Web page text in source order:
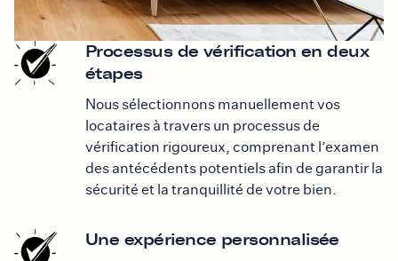
Processus de vérification en deux
étapes
Nous sélectionnons manuellement vos
locataires à travers un processus de
vérification rigoureux, comprenant l’examen
des antécédents potentiels afin de garantir la
sécurité et la tranquillité de votre bien.
Une expérience personnalisée